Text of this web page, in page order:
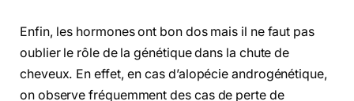
Enfin, les hormones ont bon dos mais il ne faut pas
oublier le rôle de la génétique dans la chute de
cheveux. En effet, en cas d’alopécie androgénétique,
on observe fréquemment des cas de perte de